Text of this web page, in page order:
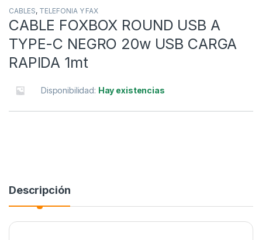
CABLES, TELEFONIA Y FAX
CABLE FOXBOX ROUND USB A
TYPE-C NEGRO 20w USB CARGA
RAPIDA 1mt
Disponibilidad: Hay existencias
Descripción